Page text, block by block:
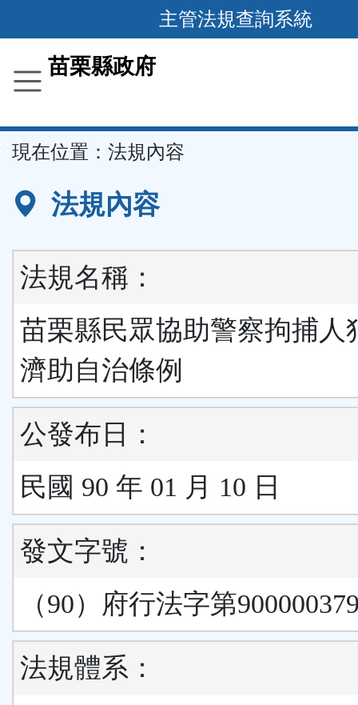
到
要
容
區
主管法規查詢系統
苗栗縣政府
現在位置： 法規內容
法規內容
法規名稱：
苗栗縣民眾協助警察拘捕人
濟助自治條例
公發布日：
民國 90 年 01 月 10 日
發文字號：
（90）府行法字第
法規體系：